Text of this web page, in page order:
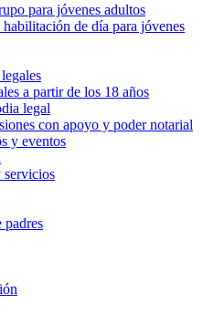
para jóvenes adultos
habilitación de día para jóvenes
a partir de los 18 años
legal
con apoyo y poder notarial
y eventos
servicios
padres